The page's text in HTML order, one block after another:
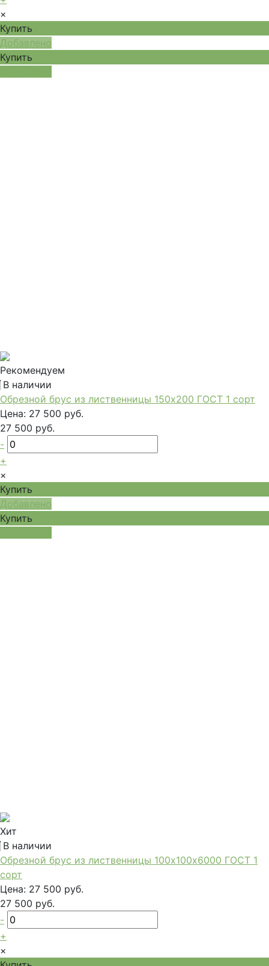
×
Купить
Добавлено
Купить
Рекомендуем
В наличии
Обрезной брус из лиственницы 150x200 ГОСТ 1 сорт
Цена: 27 500 руб.
27 500 руб.
-
+
×
Купить
Добавлено
Купить
Хит
В наличии
Обрезной брус из лиственницы 100х100х6000 ГОСТ 1
сорт
Цена: 27 500 руб.
27 500 руб.
-
+
×